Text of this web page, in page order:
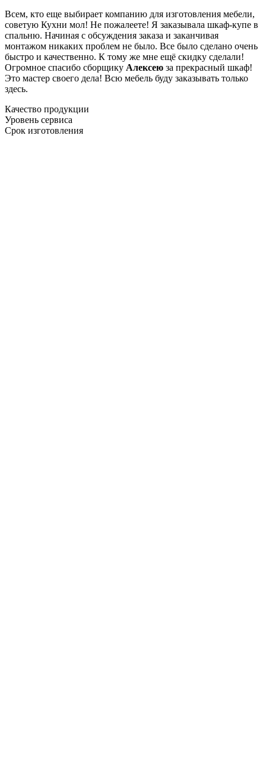
Всем, кто еще выбирает компанию для изготовления мебели,
советую Кухни мол! Не пожалеете! Я заказывала шкаф-купе в
спальню. Начиная с обсуждения заказа и заканчивая
монтажом никаких проблем не было. Все было сделано очень
быстро и качественно. К тому же мне ещё скидку сделали!
Огромное спасибо сборщику Алексею за прекрасный шкаф!
Это мастер своего дела! Всю мебель буду заказывать только
здесь.
Качество продукции
Уровень сервиса
Срок изготовления